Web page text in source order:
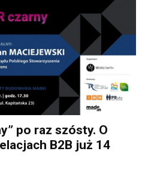
po raz szósty. O
B2B już 14